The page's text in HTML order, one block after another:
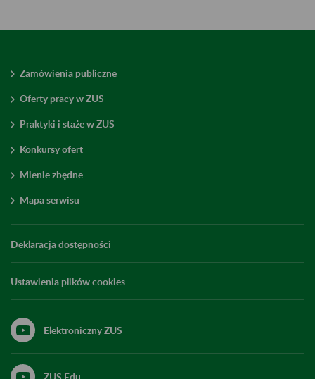
Zamówienia publiczne
Oferty pracy w ZUS
Praktyki i staże w ZUS
Konkursy ofert
Mienie zbędne
Mapa serwisu
Deklaracja dostępności
Ustawienia plików cookies
Elektroniczny ZUS